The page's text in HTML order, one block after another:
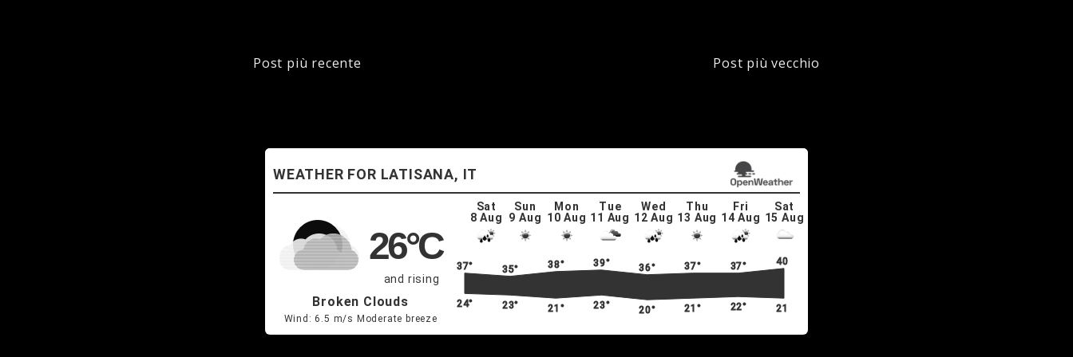
Post più recente Post più vecchio
LATISANA, IT
26°C
and rising
Broken Clouds
Wind: 6.5 m/s Moderate breeze
Sat
8 Aug
Sun
9 Aug
Mon
10 Aug
Tue
11 Aug
Wed
12 Aug
Thu
13 Aug
Fri
14 Aug
Sat
15 Aug
37°
24°
35°
23°
38°
21°
39°
23°
36°
20°
37°
21°
37°
22°
40°
21°